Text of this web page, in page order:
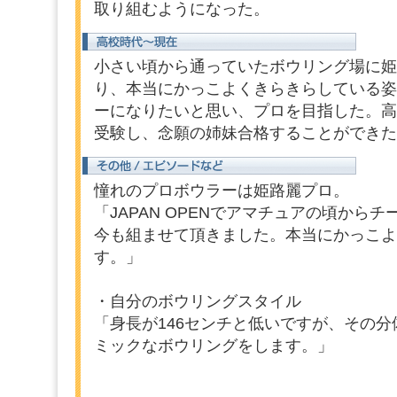
取り組むようになった。
小さい頃から通っていたボウリング場に
り、本当にかっこよくきらきらしている
ーになりたいと思い、プロを目指した。
受験し、念願の姉妹合格することができ
憧れのプロボウラーは姫路麗プロ。
「JAPAN OPENでアマチュアの頃からチ
今も組ませて頂きました。本当にかっこ
す。」
・自分のボウリングスタイル
「身長が146センチと低いですが、その
ミックなボウリングをします。」